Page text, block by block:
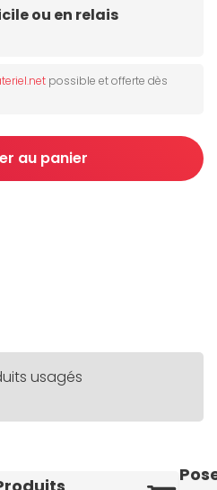
ou en relais
possible et offerte dès
au panier
usagés